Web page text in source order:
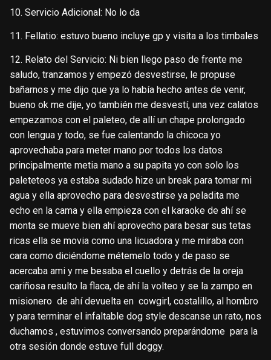
10. Servicio Adicional: No lo da
11. Fellatio: estuvo bueno incluye gp y visita a los timbales
12. Relato del Servicio: Ni bien llego paso de frente me
saludo, tranzamos y empezó desvestirse, le propuse
bañarnos y me dijo que ya lo había hecho antes de venir,
bueno ok me dije, yo también me desvestí, una vez calatos
empezamos con el paleteo, de allí un chape prolongado
con lengua y todo, se fue calentando la chicoca yo
aprovechaba para meter mano por todos los datos
principalmente metia mano a su papita yo con solo los
paleteteos ya estaba sudado hize un break para tomar mi
agua y ella aprovecho para desvestirse ya peladita me
echo en la cama y ella empieza con el karaoke de ahí se
monta se mueve bien ahí aprovecho para besar sus tetas
ricas ella se movia como una licuadora y me miraba con
cara como diciéndome métemelo todo y de paso se
acercaba ami y me besaba el cuello y detrás de la oreja
cariñosa resulto la flaca, de ahí la volteo y se la zampo en
misionero de ahí devuelta en cowgirl, costalillo, al hombro
y para terminar el infaltable dog style descanse un rato, nos
duchamos , estuvimos conversando preparándome para la
otra sesión donde estuve full doggy.